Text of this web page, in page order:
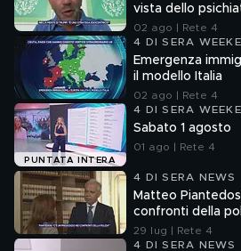
vista dello
Mendolicchio
02 ago | Rete 4
4 DI SERA
Emergenza
il modello Italia
02 ago | Rete 4
PUNTATA INTERA
4 DI SERA
Sabato 1 agosto
01 ago | Rete 4
4 DI SERA NEWS
Matteo
confronti della
29 lug | Rete 4
4 DI SERA NEWS